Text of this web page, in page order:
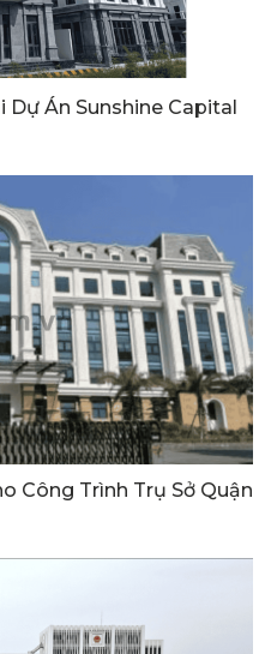
Dự Án Sunshine Capital
Công Trình Trụ Sở Quận